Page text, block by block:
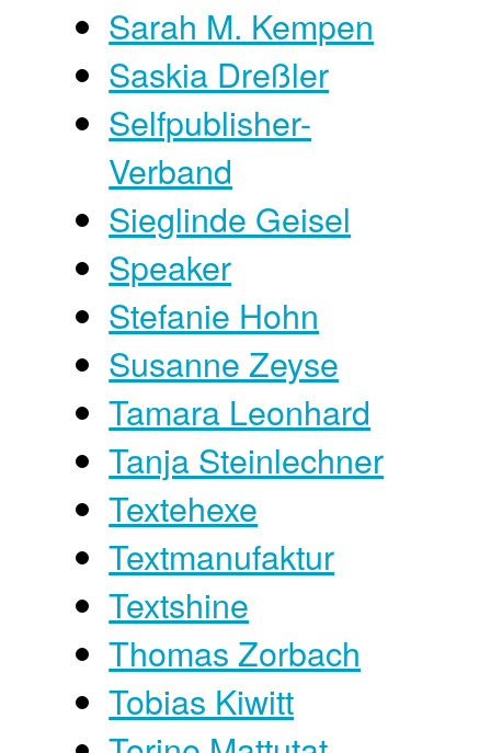
Sarah M. Kempen
Saskia Dreßler
Selfpublisher-
Verband
Sieglinde Geisel
Speaker
Stefanie Hohn
Susanne Zeyse
Tamara Leonhard
Tanja Steinlechner
Textehexe
Textmanufaktur
Textshine
Thomas Zorbach
Tobias Kiwitt